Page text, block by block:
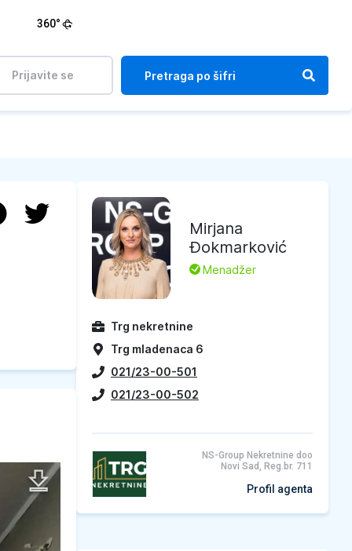
360°
Prijavite se
Mirjana
Đokmarković
L Menadžer
Trg nekretnine
Trg mladenaca 6
021/23-00-501
021/23-00-502
NS-Group Nekretnine doo
Novi Sad, Reg.br. 711
Profil agenta